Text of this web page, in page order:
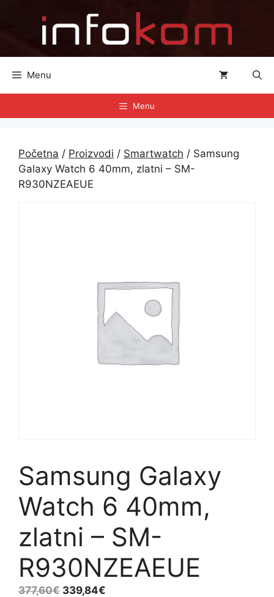
Menu
Menu
Početna / Proizvodi / Smartwatch / Samsung
Galaxy Watch 6 40mm, zlatni – SM-
R930NZEAEUE
Samsung Galaxy
Watch 6 40mm,
zlatni – SM-
R930NZEAEUE
377,60€ 339,84€